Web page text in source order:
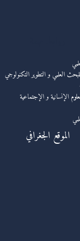
العلمي و التطوير التكنولوجي
الإنسانية و الإجتماعية
الموقع الجغرافي